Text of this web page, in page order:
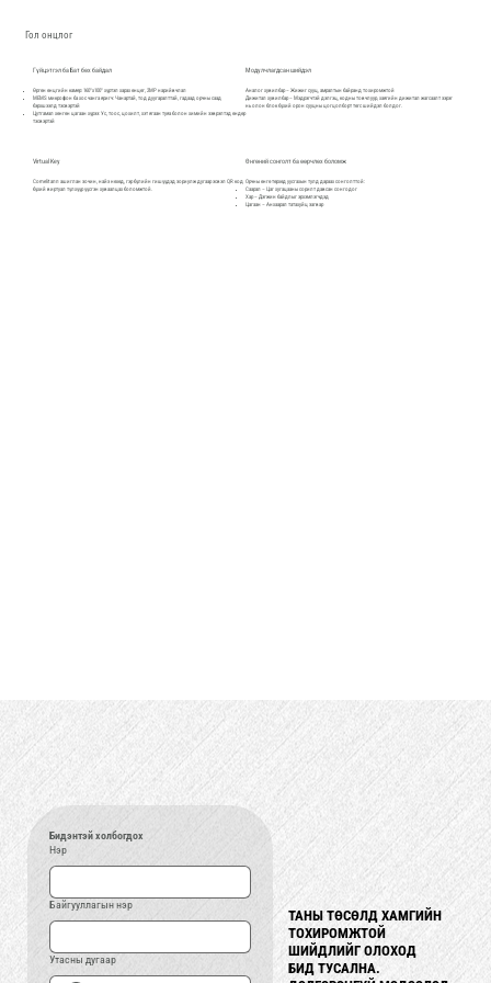
Гол онцлог
Гүйцэтгэл ба Бат бөх байдал
Өргөн өнцгийн камер: 160°x100° хүртэл харах өнцөг, 2MP нарийвчлал
MEMS микрофон ба хос чанга яригч: Чанартай, тод дуугаралттай, гадаад орчны саад
бэрхшээлд тэсвэртэй
Цутгамал хөнгөн цагаан хүрээ: Ус, тоос, цохилт, хэт ягаан туяа болон химийн зэврэлтэд өндөр
тэсвэртэй
Модулчлагдсан шийдэл
Аналог хувилбар – Жижиг сууц, амралтын байранд тохиромжтой
Дижитал хувилбар – Мэдрэгчтэй дэлгэц, кодны товчлуур, хаягийн дижитал жагсаалт зэрэг
нь олон блок бүхий орон сууцны цогцолборт төгс шийдэл болдог.
Virtual Key
Comelit апп ашиглан зочин, найз нөхөд, гэр бүлийн гишүүдэд зориулж дугаар эсвэл QR код
бүхий виртуал түлхүүр үүсгэн хуваалцах боломжтой.
Өнгөний сонголт ба өөрчлөх боломж
Орчны өнгө төрхөд уусгахын тулд дараах сонголттой:
Саарал – Цаг хугацааны сорилт давсан сонгодог
Хар – Дэгжин байдлыг эрхэмлэгчдэд
Цагаан – Анхаарал татахуйц загвар
Бидэнтэй холбогдох
Нэр
Байгууллагын нэр
Утасны дугаар
ТАНЫ ТӨСӨЛД ХАМГИЙН
ТОХИРОМЖТОЙ
ШИЙДЛИЙГ О�ЛОХОД
БИД ТУСАЛНА.
ТАНЫ ТӨСӨЛД ХАМГИЙН
ТОХИРОМЖТОЙ
ШИЙДЛИЙГ ОЛОХОД
БИД ТУСАЛНА.